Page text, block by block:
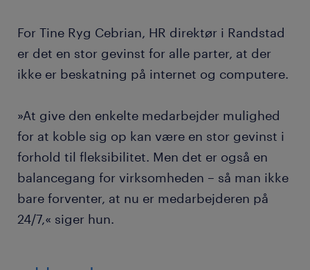
For Tine Ryg Cebrian, HR direktør i Randstad
er det en stor gevinst for alle parter, at der
ikke er beskatning på internet og computere.
»At give den enkelte medarbejder mulighed
for at koble sig op kan være en stor gevinst i
forhold til fleksibilitet. Men det er også en
balancegang for virksomheden – så man ikke
bare forventer, at nu er medarbejderen på
24/7,« siger hun.